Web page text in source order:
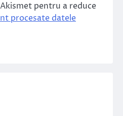
pentru a reduce
procesate datele